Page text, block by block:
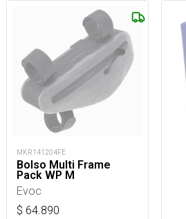
MKR141204FE
Bolso Multi Frame
Pack WP M
Evoc
$ 64.890